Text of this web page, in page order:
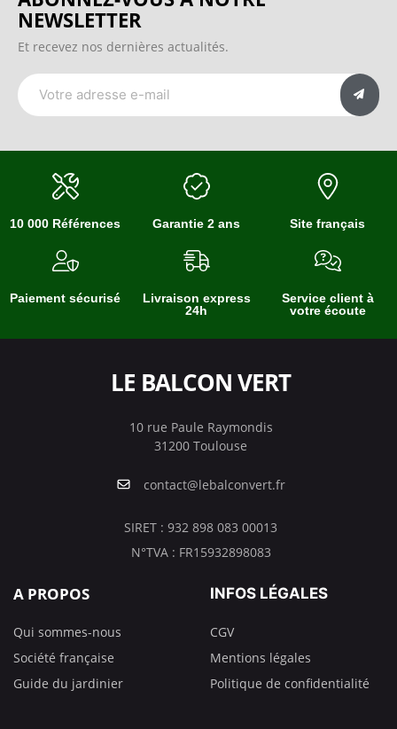
NEWSLETTER
Et recevez nos dernières actualités.
10 000 Références Garantie 2 ans Site français
Paiement sécurisé
Livraison express
24h
Service client à
votre écoute
LE BALCON VERT
10 rue Paule Raymondis
31200 Toulouse
contact@lebalconvert.fr
SIRET : 932 898 083 00013
N°TVA : FR15932898083
A PROPOS
Qui sommes-nous
Société française
Guide du jardinier
INFOS LÉGALES
CGV
Mentions légales
Politique de confidentialité